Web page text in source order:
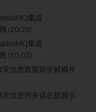
集成
(20:28)
集成
(10:02)
信息数据异步解耦并
信息的未读总数展示